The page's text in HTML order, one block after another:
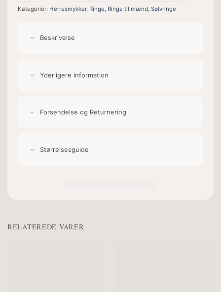
Kategorier: Herresmykker, Ringe, Ringe til mænd, Sølvringe
Beskrivelse
Yderligere information
Forsendelse og Returnering
Størrelsesguide
RELATEREDE VARER